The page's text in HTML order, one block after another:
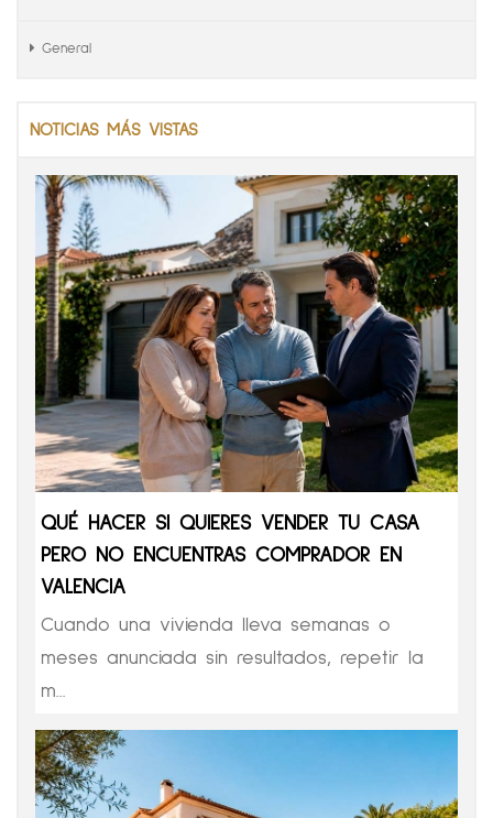
General
NOTICIAS MÁS VISTAS
QUÉ HACER SI QUIERES VENDER TU CASA
PERO NO ENCUENTRAS COMPRADOR EN
VALENCIA
Cuando una vivienda lleva semanas o
meses anunciada sin resultados, repetir la
m...